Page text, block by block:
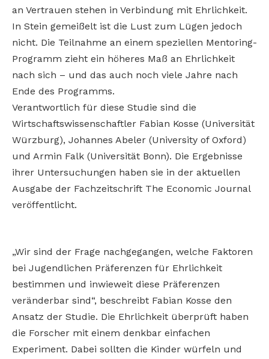
an Vertrauen stehen in Verbindung mit Ehrlichkeit.
In Stein gemeißelt ist die Lust zum Lügen jedoch
nicht. Die Teilnahme an einem speziellen Mentoring-
Programm zieht ein höheres Maß an Ehrlichkeit
nach sich – und das auch noch viele Jahre nach
Ende des Programms.
Verantwortlich für diese Studie sind die
Wirtschaftswissenschaftler Fabian Kosse (Universität
Würzburg), Johannes Abeler (University of Oxford)
und Armin Falk (Universität Bonn). Die Ergebnisse
ihrer Untersuchungen haben sie in der aktuellen
Ausgabe der Fachzeitschrift The Economic Journal
veröffentlicht.
„Wir sind der Frage nachgegangen, welche Faktoren
bei Jugendlichen Präferenzen für Ehrlichkeit
bestimmen und inwieweit diese Präferenzen
veränderbar sind“, beschreibt Fabian Kosse den
Ansatz der Studie. Die Ehrlichkeit überprüft haben
die Forscher mit einem denkbar einfachen
Experiment. Dabei sollten die Kinder würfeln und